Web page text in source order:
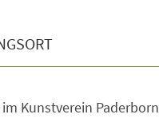
Kunstverein Paderborn